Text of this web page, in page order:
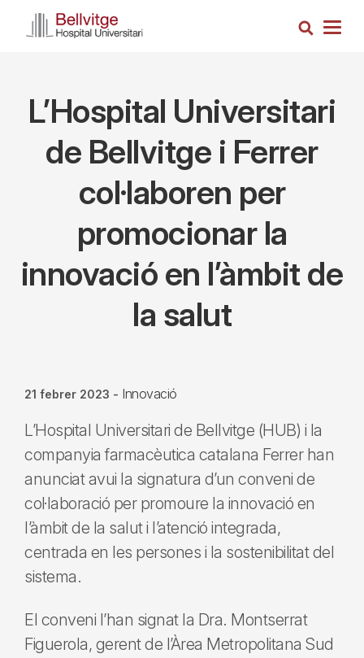
Cerca
L’Hospital Universitari
de Bellvitge i Ferrer
col·laboren per
promocionar la
innovació en l’àmbit de
la salut
21 febrer 2023 - Innovació
L’Hospital Universitari de Bellvitge (HUB) i la
companyia farmacèutica catalana Ferrer han
anunciat avui la signatura d’un conveni de
col·laboració per promoure la innovació en
l’àmbit de la salut i l’atenció integrada,
centrada en les persones i la sostenibilitat del
sistema.
El conveni l’han signat la Dra. Montserrat
Figuerola, gerent de l’Àrea Metropolitana Sud